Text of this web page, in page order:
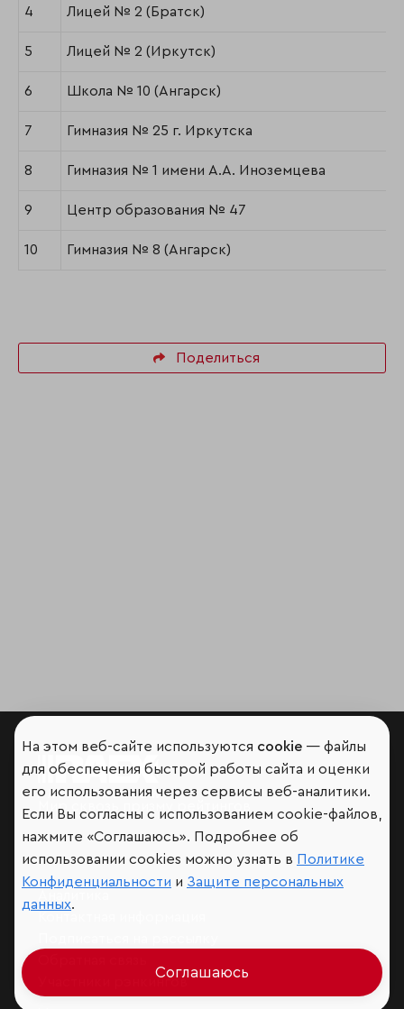
4 Лицей № 2 (Братск)
5 Лицей № 2 (Иркутск)
6 Школа № 10 (Ангарск)
7 Гимназия № 25 г. Иркутска
8 Гимназия № 1 имени А.А. Иноземцева
9 Центр образования № 47
10 Гимназия № 8 (Ангарск)
Поделиться
Мир сквозь призму рейтингов
Участники рэнкингов
На этом веб-сайте используются cookie — файлы
для обеспечения быстрой работы сайта и оценки
его использования через сервисы веб-аналитики.
Если Вы согласны с использованием cookie-файлов,
нажмите «Соглашаюсь». Подробнее об
использовании cookies можно узнать в Политике
Конфиденциальности и Защите персональных
данных.
Соглашаюсь